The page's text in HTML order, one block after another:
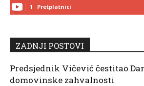
1 Pretplatnici
ZADNJI POSTOVI
Predsjednik Vičević čestitao
domovinske zahvalnosti